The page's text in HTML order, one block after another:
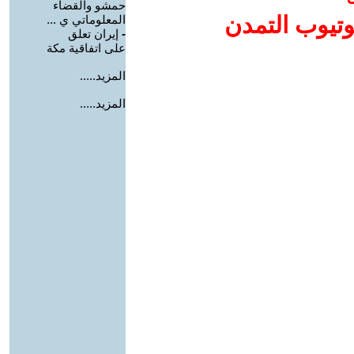
التمدن
حمشو والقضاء
المعلوماتي ي ...
- إيران تعلق
على اتفاقية مكة
المزيد.....
المزيد.....